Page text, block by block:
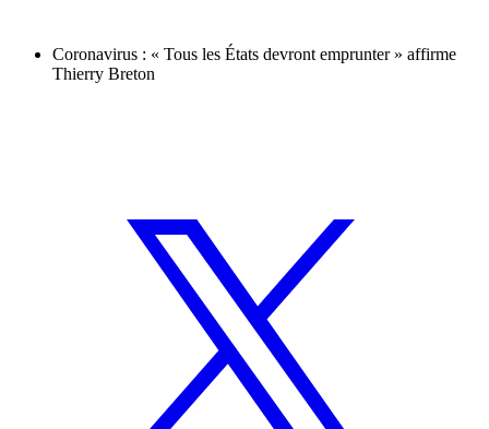
Coronavirus : « Tous les États devront emprunter » affirme
Thierry Breton